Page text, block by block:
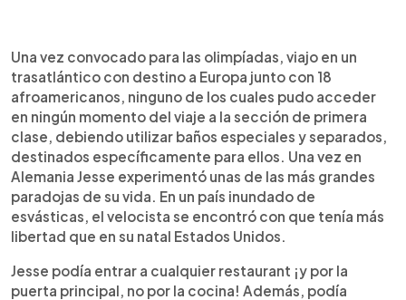
Una vez convocado para las olimpíadas, viajo en un
trasatlántico con destino a Europa junto con 18
afroamericanos, ninguno de los cuales pudo acceder
en ningún momento del viaje a la sección de primera
clase, debiendo utilizar baños especiales y separados,
destinados específicamente para ellos. Una vez en
Alemania Jesse experimentó unas de las más grandes
paradojas de su vida. En un país inundado de
esvásticas, el velocista se encontró con que tenía más
libertad que en su natal Estados Unidos.
Jesse podía entrar a cualquier restaurant ¡y por la
puerta principal, no por la cocina! Además, podía